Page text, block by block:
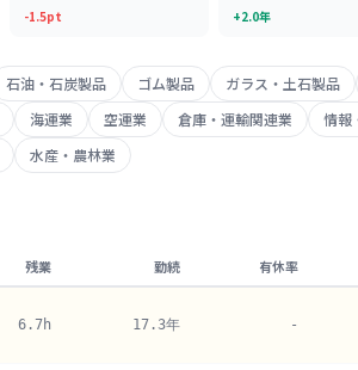
-1.5pt +2.0年
石油・石炭製品 ゴム製品 ガラス・土石製品
海運業 空運業 倉庫・運輸関連業 情報
水産・農林業
残業 勤続 有休率
6.7h 17.3年 -